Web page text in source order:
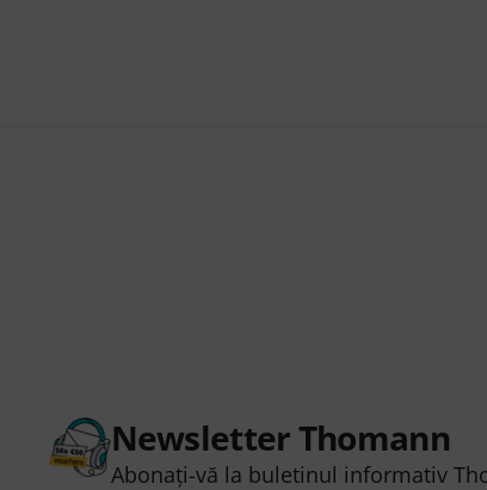
Newsletter Thomann
Abonați-vă la buletinul informativ